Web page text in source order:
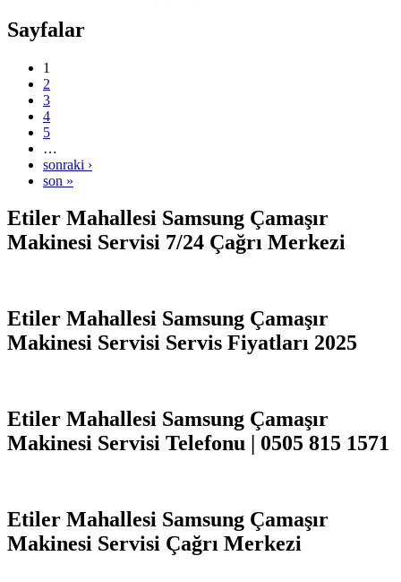
Sayfalar
1
2
3
4
5
…
sonraki ›
son »
Etiler Mahallesi Samsung Çamaşır
Makinesi Servisi 7/24 Çağrı Merkezi
Etiler Mahallesi Samsung Çamaşır
Makinesi Servisi Servis Fiyatları 2025
Etiler Mahallesi Samsung Çamaşır
Makinesi Servisi Telefonu | 0505 815 1571
Etiler Mahallesi Samsung Çamaşır
Makinesi Servisi Çağrı Merkezi